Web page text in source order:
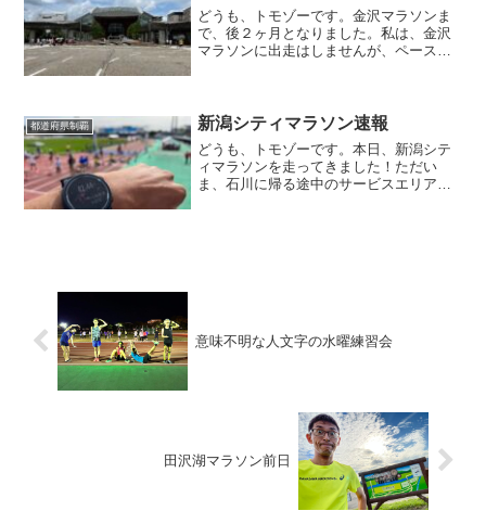
どうも、トモゾーです。金沢マラソンま
で、後２ヶ月となりました。私は、金沢
マラソンに出走はしませんが、ペースラ
を兼ねて、金沢マラソンの...
都道府県制覇 新潟シティマラソン速報
どうも、トモゾーです。本日、新潟シテ
ィマラソンを走ってきました！ただい
ま、石川に帰る途中のサービスエリアで
意味不明な人文字の水曜練習会
田沢湖マラソン前日